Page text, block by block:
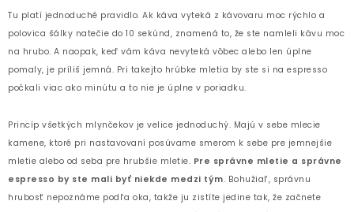
Tu platí jednoduché pravidlo. Ak káva vyteká z kávovaru moc rýchlo a
polovica šálky natečie do 10 sekúnd, znamená to, že ste namleli kávu moc
na hrubo. A naopak, keď vám káva nevyteká vôbec alebo len úplne
pomaly, je príliš jemná. Pri takejto hrúbke mletia by ste si na espresso
počkali viac ako minútu a to nie je úplne v poriadku.
Princíp všetkých mlynčekov je velice jednoduchý. Majú v sebe mlecie
kamene, ktoré pri nastavovaní posúvame smerom k sebe pre jemnejšie
mletie alebo od seba pre hrubšie mletie. Pre správne mletie a správne
espresso by ste mali byť niekde medzi tým. Bohužiaľ, správnu
hrubosť nepoznáme podľa oka, takže ju zistíte jedine tak, že začnete